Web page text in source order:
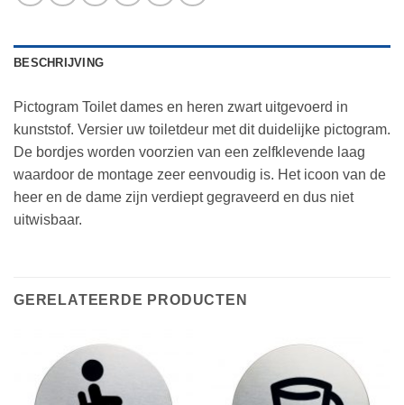
BESCHRIJVING
Pictogram Toilet dames en heren zwart uitgevoerd in
kunststof. Versier uw toiletdeur met dit duidelijke pictogram.
De bordjes worden voorzien van een zelfklevende laag
waardoor de montage zeer eenvoudig is. Het icoon van de
heer en de dame zijn verdiept gegraveerd en dus niet
uitwisbaar.
GERELATEERDE PRODUCTEN